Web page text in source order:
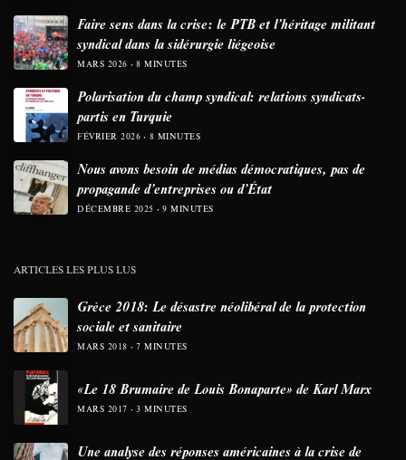
Faire sens dans la crise: le PTB et l’héritage militant
syndical dans la sidérurgie liégeoise
MARS 2026 8 MINUTES
Polarisation du champ syndical: relations syndicats-
partis en Turquie
FÉVRIER 2026 8 MINUTES
Nous avons besoin de médias démocratiques, pas de
propagande d’entreprises ou d’État
DÉCEMBRE 2025 9 MINUTES
ARTICLES LES PLUS LUS
Grèce 2018: Le désastre néolibéral de la protection
sociale et sanitaire
MARS 2018 7 MINUTES
«Le 18 Brumaire de Louis Bonaparte» de Karl Marx
MARS 2017 3 MINUTES
Une analyse des réponses américaines à la crise de